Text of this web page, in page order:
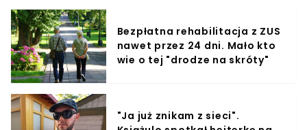
Bezpłatna rehabilitacja z ZUS
nawet przez 24 dni. Mało kto
wie o tej "drodze na skróty"
"Ja już znikam z sieci".